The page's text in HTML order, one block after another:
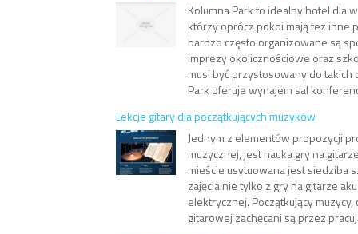
Kolumna Park to idealny hotel dla
którzy oprócz pokoi mają tez inne
bardzo często organizowane są
imprezy okolicznościowe oraz
musi być przystosowany do takich
Park oferuje wynajem sal
Lekcje gitary dla początkujących muzyków
Jednym z elementów propozycji
muzycznej, jest nauka gry na
mieście usytuowana jest siedziba
zajęcia nie tylko z gry na gitarze
elektrycznej. Początkujący
gitarowej zachęcani są przez